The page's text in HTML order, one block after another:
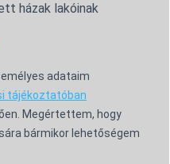
házak lakóinak
adataim
tájékoztatóban
Megértettem, hogy
bármikor lehetőségem